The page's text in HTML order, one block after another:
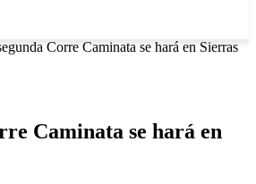
Corre Caminata se hará en Sierras
Caminata se hará en